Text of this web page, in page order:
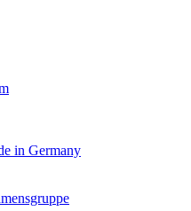
in Germany